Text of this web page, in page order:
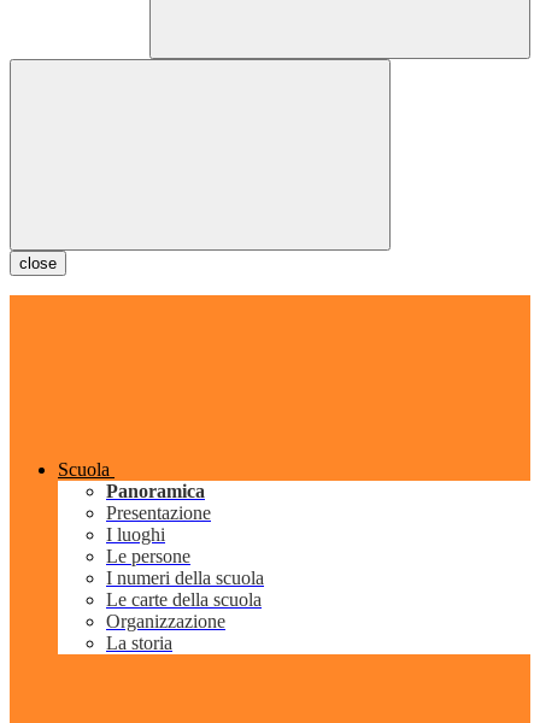
close
Scuola
Panoramica
Presentazione
I luoghi
Le persone
I numeri della scuola
Le carte della scuola
Organizzazione
La storia